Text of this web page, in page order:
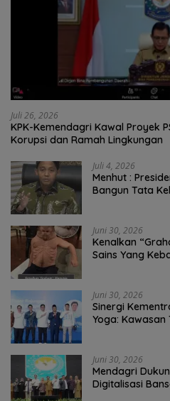
Juli 26, 2026
KPK-Kemendagri Kawal Proyek
Korupsi dan Ramah Lingkungan
Juli 4, 2026
Menhut :
Bangun Tata
Juni 30, 2026
Kenalkan
Sains Yang
Juni 30, 2026
Sinergi
Yoga: Kawasan
Juni 30, 2026
Mendagri
Digitalisasi